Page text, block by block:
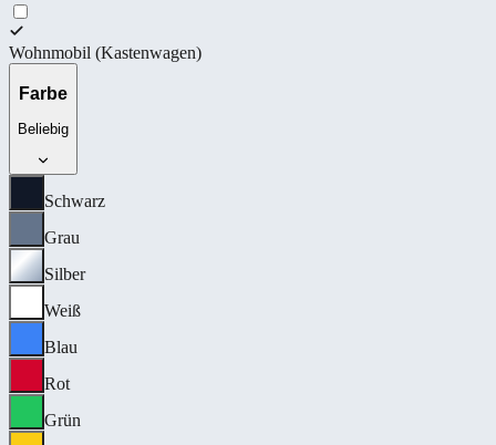
Wohnmobil (Kastenwagen)
Farbe
Beliebig
Schwarz
Grau
Silber
Weiß
Blau
Rot
Grün